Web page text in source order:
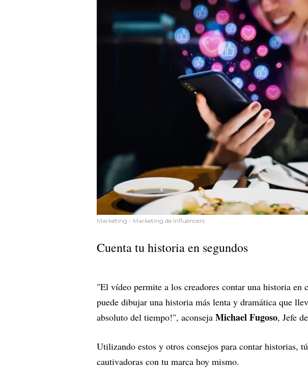
Marketing - Marketing de Influencers.
Cuenta tu historia en segundos
"El vídeo permite a los creadores contar una historia en
puede dibujar una historia más lenta y dramática que
absoluto del tiempo!", aconseja Michael Fugoso, Jefe
Utilizando estos y otros consejos para contar historias,
cautivadoras con tu marca hoy mismo.